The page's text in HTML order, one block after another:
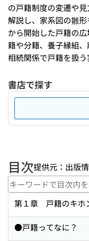
の戸籍制度の変遷や
解説し、家系図の雛
から開始した戸籍の
籍や分籍、養子縁組、
相続関係で戸籍を扱
書店で探す
目次提供元：出版
第１章 戸籍のキホ
●戸籍ってなに？